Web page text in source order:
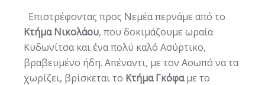
Επιστρέφοντας προς Νεμέα περνάμε από το
Κτήμα Νικολάου, που δοκιμάζουμε ωραία
Κυδωνίτσα και ένα πολύ καλό Ασύρτικο,
βραβευμένο ήδη. Απέναντι, με τον Ασωπό να τα
χωρίζει, βρίσκεται το Κτήμα Γκόφαμε το